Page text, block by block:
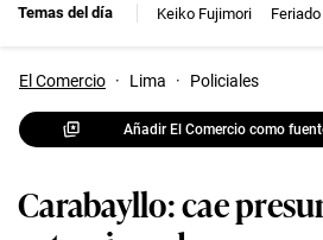
Temas del día Keiko Fujimori Feriado
El Comercio · Lima · Policiales
Añadir El Comercio como
Carabayllo: cae